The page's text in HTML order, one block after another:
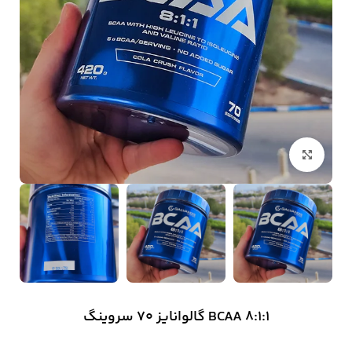
بزرگنمایی تصویر
BCAA 8:1:1 گالوانایز 70 سروینگ